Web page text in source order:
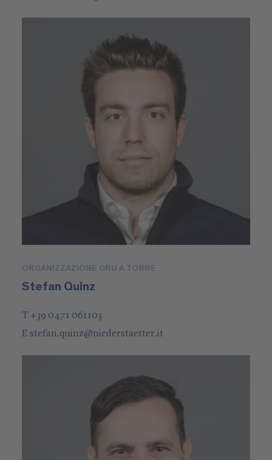
ORGANIZZAZIONE GRU A TORRE
Stefan Quinz
T +39 0471 061103
Estefan.quinz@niederstaetter.it